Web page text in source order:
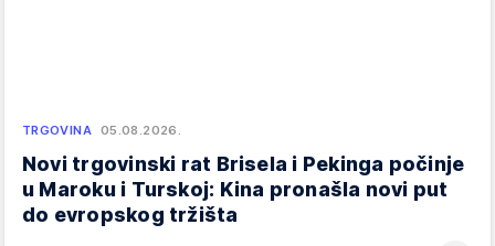
TRGOVINA 05.08.2026.
Novi trgovinski rat Brisela i Pekinga počinje
u Maroku i Turskoj: Kina pronašla novi put
do evropskog tržišta